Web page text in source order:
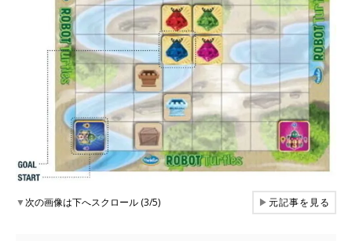
▼次の画像は下へスクロール (3/5) ▶元記事を見る